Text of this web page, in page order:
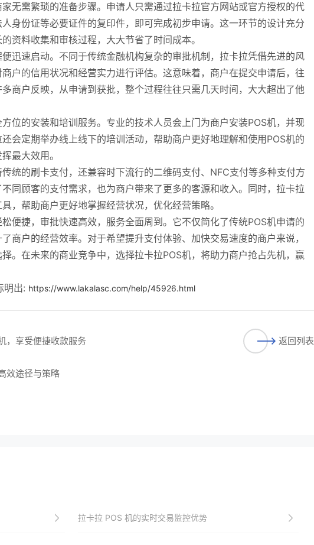
无需繁琐的准备步骤。申请人只需通过拉卡拉官方网站或官方授权的代
身份证等必要证件的复印件，即可完成初步申请。这一环节的设计充分
资料收集和审核过程，大大节省了时间成本。
迅速启动。不同于传统金融机构复杂的审批机制，拉卡拉凭借先进的风
户的信用状况和经营实力进行评估。这意味着，商户在提交申请后，往
商户反映，从申请到获批，整个过程往往只需几天时间，大大超出了他
位的安装和培训服务。专业的技术人员会上门为商户安装POS机，并现
会定期举办线上线下的培训活动，帮助商户更好地理解和使用POS机的
最大效用。
统的刷卡支付，还兼容时下流行的二维码支付、NFC支付等多种支付方
同顾客的支付需求，也为商户带来了更多的客源和收入。同时，拉卡拉
，帮助商户更好地掌握经营状况，优化经营策略。
便捷，审批快速高效，服务全面周到。它不仅简化了传统POS机申请的
商户的经营效率。对于希望提升支付体验、加快交易速度的商户来说，
。在未来的商业竞争中，选择拉卡拉POS机，将助力商户抢占先机，赢
明出: https://www.lakalasc.com/help/45926.html
，享受便捷收款服务
效途径与策略
返回列表
拉卡拉 POS 机的实时交易监控优势